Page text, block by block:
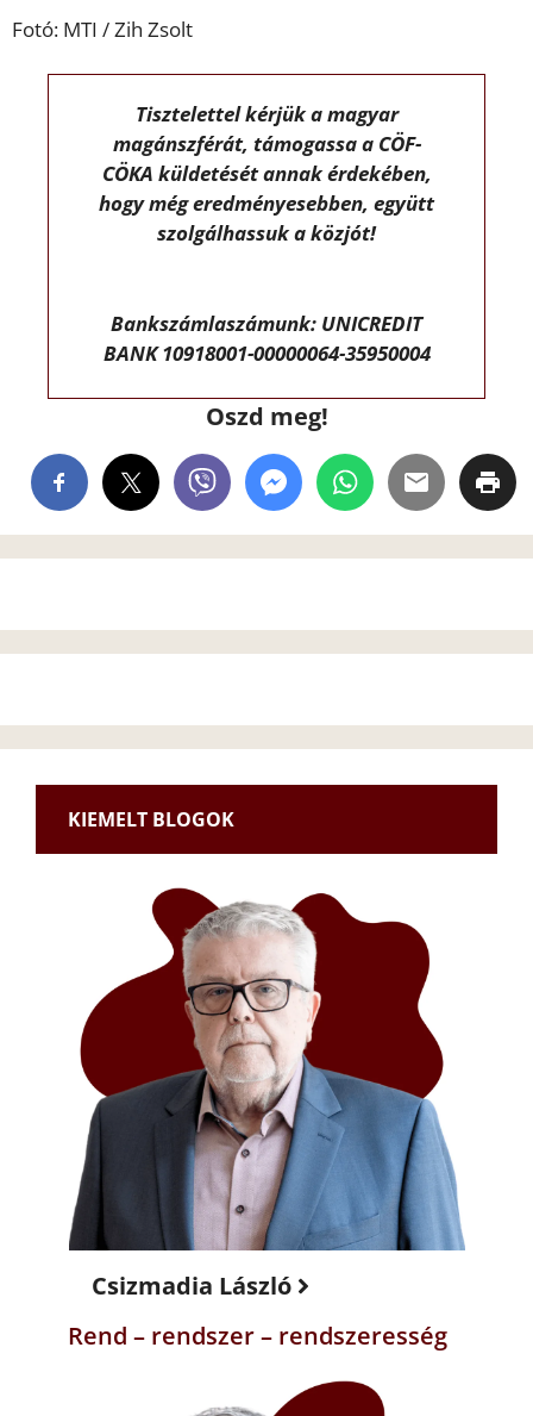
Fotó: MTI / Zih Zsolt
Tisztelettel kérjük a magyar
magánszférát, támogassa a CÖF-
CÖKA küldetését annak érdekében,
hogy még eredményesebben, együtt
szolgálhassuk a közjót!
Bankszámlaszámunk: UNICREDIT
BANK 10918001-00000064-35950004
Oszd meg!
KIEMELT BLOGOK
Csizmadia László
Rend – rendszer – rendszeresség